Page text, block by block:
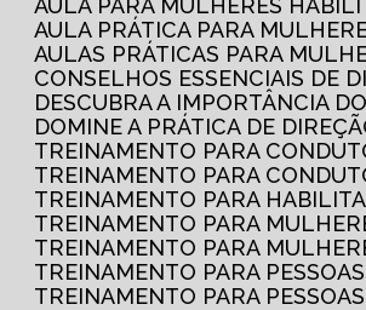
AULA PARA MULHERES
AULA PRÁTICA PARA
AULAS PRÁTICAS PARA
CONSELHOS ESSENCIAIS DE
DESCUBRA A IMPORTÂNCIA
DOMINE A PRÁTICA DE
TREINAMENTO PARA
TREINAMENTO PARA
TREINAMENTO PARA
TREINAMENTO PARA
TREINAMENTO PARA
TREINAMENTO PARA
TREINAMENTO PARA